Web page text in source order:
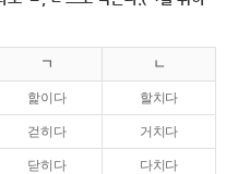
ㄱ ㄴ
핥이다 할치다
걷히다 거치다
닫히다 다치다